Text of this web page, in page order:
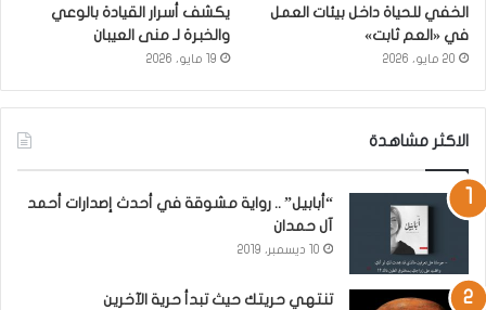
الخفي للحياة داخل بيئات العمل
في «العم ثابت»
20 مايو، 2026
يكشف أسرار القيادة بالوعي
والخبرة لـ منى العيبان
19 مايو، 2026
الاكثر مشاهدة
“أبابيل” .. رواية مشوقة في أحدث إصدارات أحمد
آل حمدان
10 ديسمبر، 2019
تنتهي حريتك حيث تبدأ حرية الآخرين